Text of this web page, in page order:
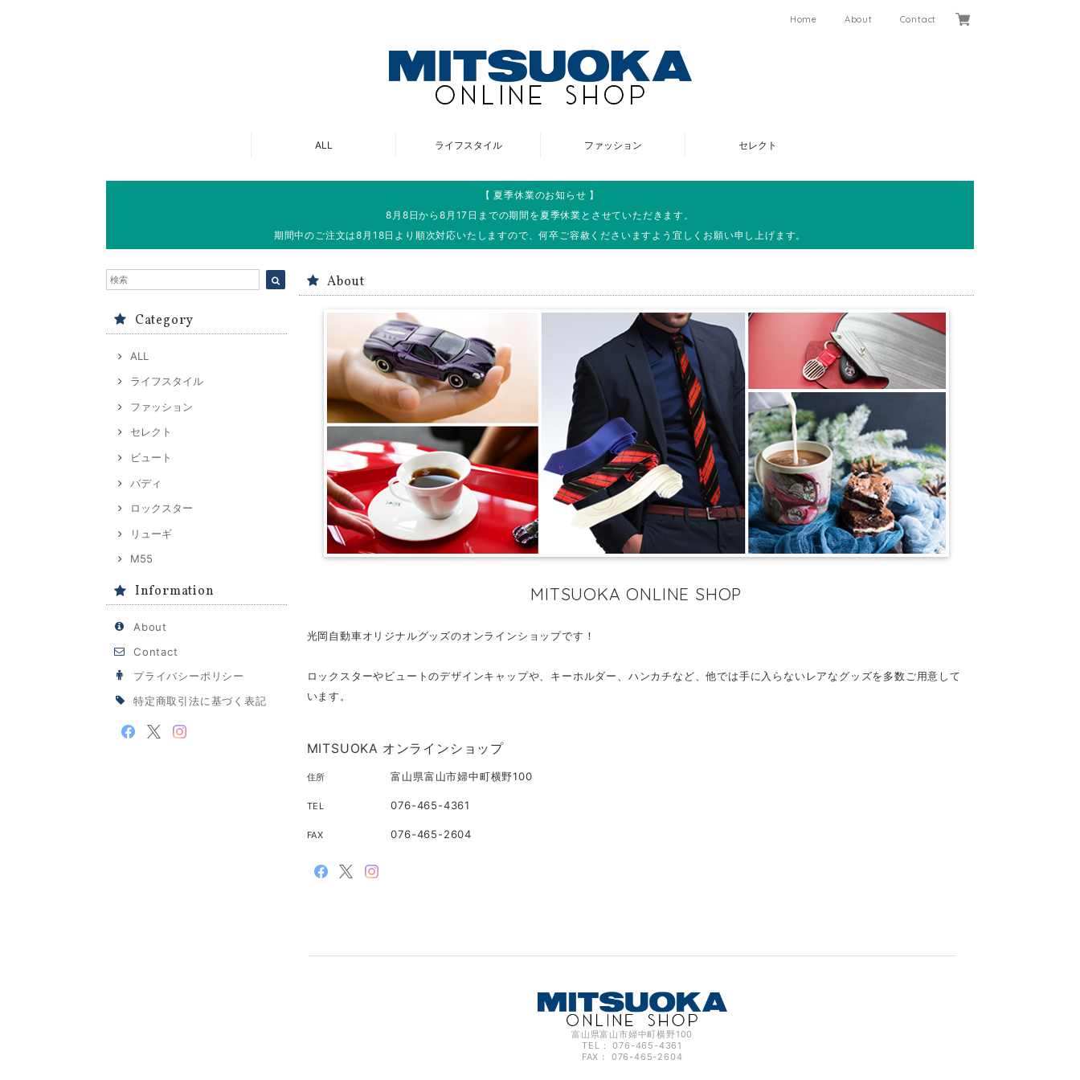
Home About Contact
ALL ライフスタイル ファッション セレクト
【 夏季休業のお知らせ 】
8月8日から8月17日までの期間を夏季休業とさせていただきます。
期間中のご注文は8月18日より順次対応いたしますので、何卒ご容赦くださいますよう宜しくお願い申し上げます。
Category
ALL
ライフスタイル
ファッション
セレクト
ビュート
バディ
ロックスター
リューギ
M55
Information
About
Contact
プライバシーポリシー
特定商取引法に基づく表記
About
MITSUOKA ONLINE SHOP
光岡自動車オリジナルグッズのオンラインショップです！
ロックスターやビュートのデザインキャップや、キーホルダー、ハンカチなど、他では手に入らないレアなグッズを多数ご用意して
います。
MITSUOKA オンラインショップ
住所 富山県富山市婦中町横野100
TEL 076-465-4361
FAX 076-465-2604
富山県富山市婦中町横野100
TEL： 076-465-4361
FAX： 076-465-2604